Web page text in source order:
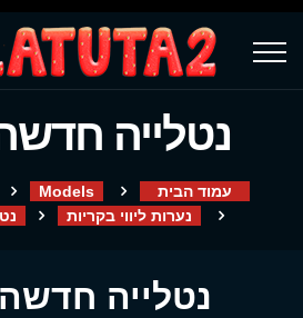
נטלייה
עמוד הבית Models
נערות ליווי בקריות
נטלייה